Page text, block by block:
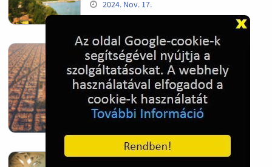
2024. Nov. 17.
Barcelona, Spanyolország
2022. Dec. 04.
Hagymatikum | Makó fürdő